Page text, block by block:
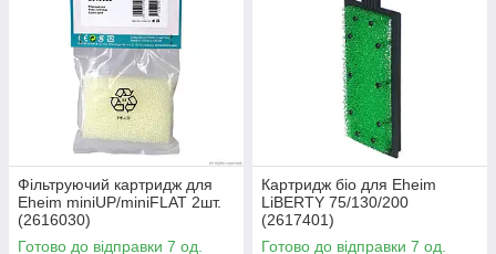
Фільтруючий картридж для
Eheim miniUP/miniFLAT 2шт.
(2616030)
Готово до відправки 7 од.
Картридж біо для Eheim
LiBERTY 75/130/200
(2617401)
Готово до відправки 7 од.